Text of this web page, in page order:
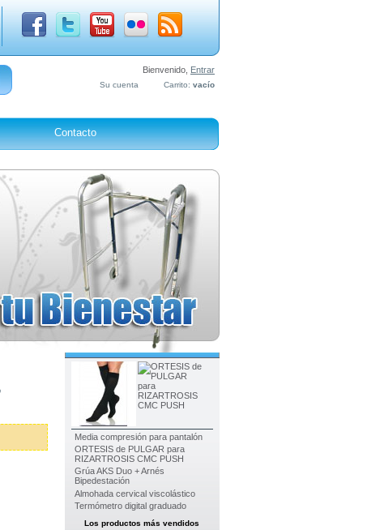
Bienvenido, Entrar
Carrito: vacío
Su cuenta
Contacto
Media compresión para pantalón
ORTESIS de PULGAR para
RIZARTROSIS CMC PUSH
Grúa AKS Duo + Arnés
Bipedestación
Almohada cervical viscolástico
Termómetro digital graduado
Los productos más vendidos